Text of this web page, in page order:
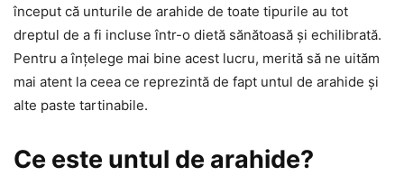
început că unturile de arahide de toate tipurile au tot
dreptul de a fi incluse într-o dietă sănătoasă și echilibrată.
Pentru a înțelege mai bine acest lucru, merită să ne uităm
mai atent la ceea ce reprezintă de fapt untul de arahide și
alte paste tartinabile.
Ce este untul de arahide?